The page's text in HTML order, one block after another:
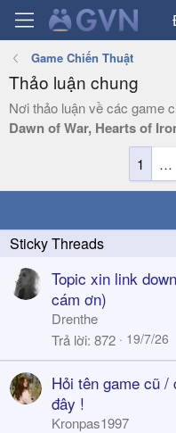
Game Chiến Thuật
Thảo luận chung
Nơi thảo luận về các game
Dawn of War, Hearts of
1 …
Topic xin link
cám ơn)
Drenthe
Trả lời 872 19/7/26
Hỏi tên game cũ
đây !
Kronpas1997